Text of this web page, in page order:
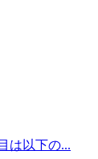
は以下の...